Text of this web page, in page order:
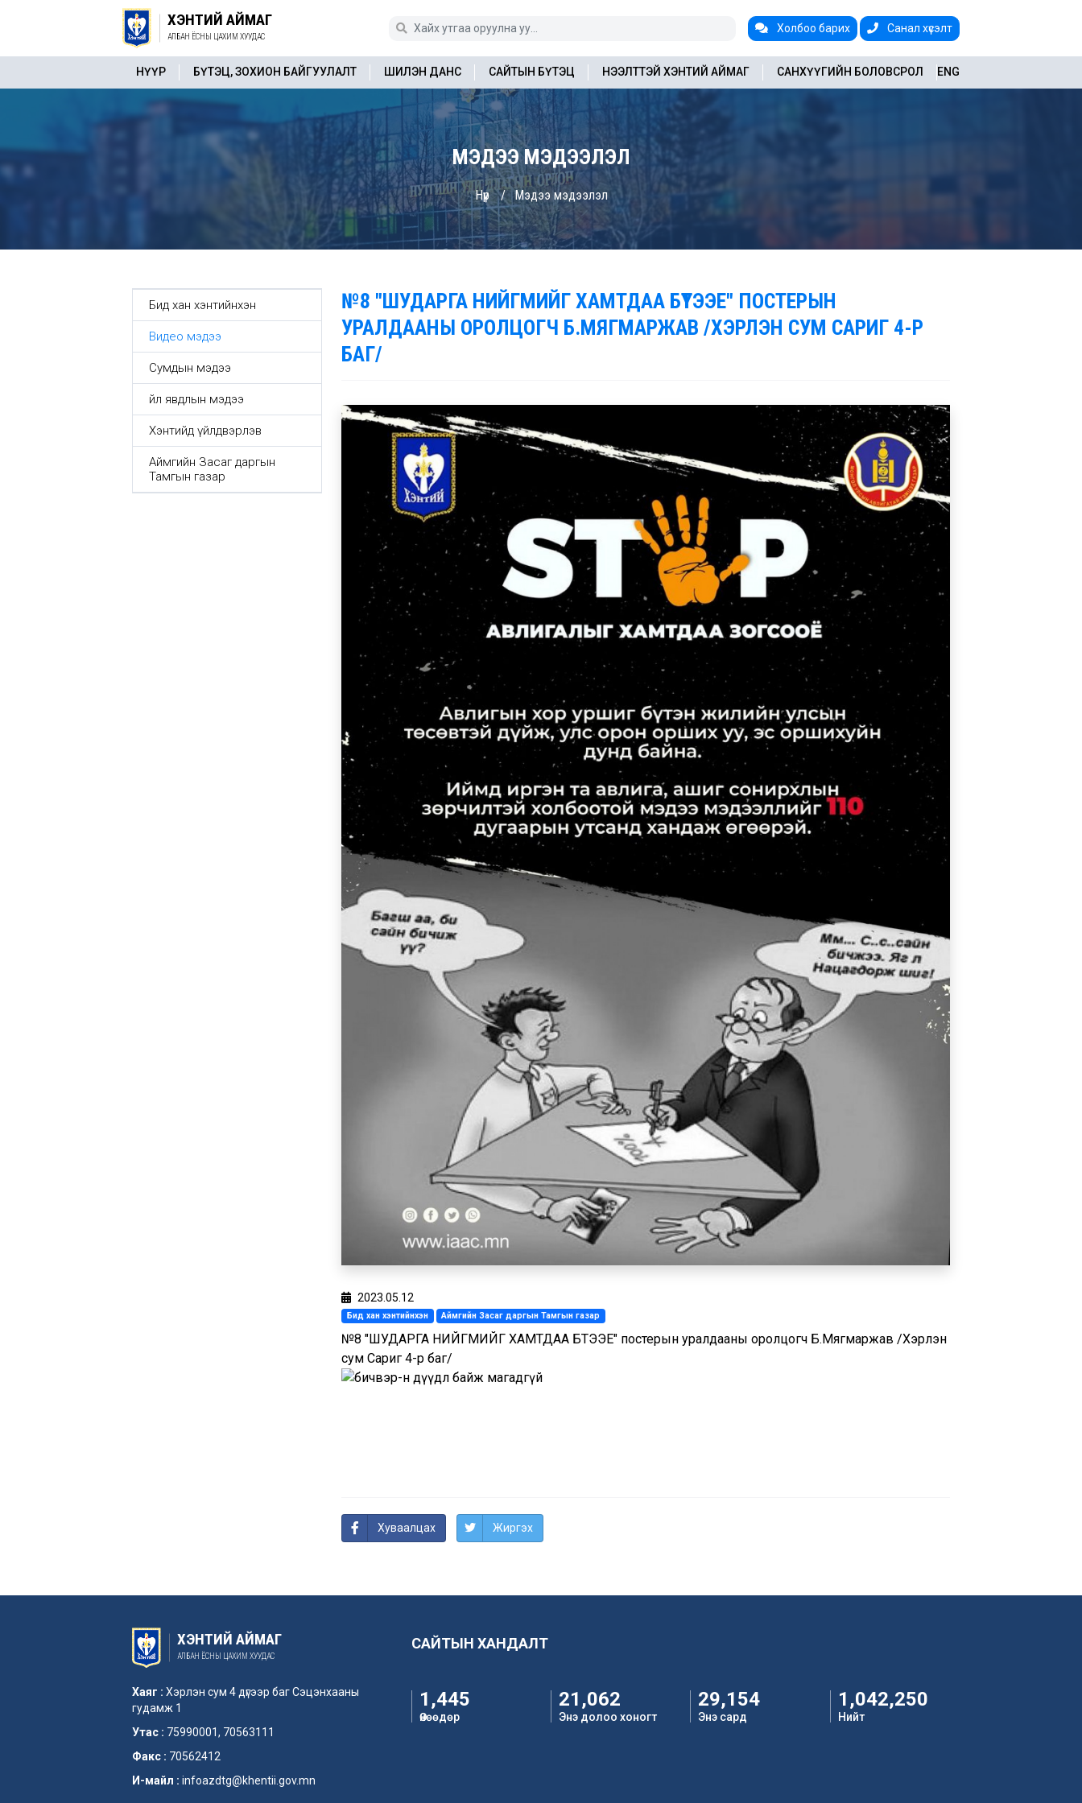
Холбоо барих Санал хүсэлт
ХЭНТИЙ АЙМАГ
АЛБАН ЁСНЫ ЦАХИМ ХУУДАС
ENG
НҮҮР БҮТЭЦ, ЗОХИОН БАЙГУУЛАЛТ ШИЛЭН ДАНС САЙТЫН БҮТЭЦ НЭЭЛТТЭЙ ХЭНТИЙ АЙМАГ САНХҮҮГИЙН БОЛОВСРОЛ
МЭДЭЭ МЭДЭЭЛЭЛ
Нүүр Мэдээ мэдээлэл
Бид хан хэнтийнхэн
Видео мэдээ
Сумдын мэдээ
Үйл явдлын мэдээ
Хэнтийд үйлдвэрлэв
Аймгийн Засаг даргын
Тамгын газар
№8 "ШУДАРГА НИЙГМИЙГ ХАМТДАА БҮТЭЭЕ" ПОСТЕРЫН
УРАЛДААНЫ ОРОЛЦОГЧ Б.МЯГМАРЖАВ /ХЭРЛЭН СУМ САРИГ 4-Р
БАГ/
2023.05.12
Бид хан хэнтийнхэн Аймгийн Засаг даргын Тамгын газар
№8 "ШУДАРГА НИЙГМИЙГ ХАМТДАА БҮТЭЭЕ" постерын уралдааны оролцогч Б.Мягмаржав /Хэрлэн
сум Сариг 4-р баг/
Хуваалцах Жиргэх
ХЭНТИЙ АЙМАГ
АЛБАН ЁСНЫ ЦАХИМ ХУУДАС
Хаяг : Хэрлэн сум 4 дүгээр баг Сэцэнхааны
гудамж 1
Утас : 75990001, 70563111
Факс : 70562412
И-майл : infoazdtg@khentii.gov.mn
САЙТЫН ХАНДАЛТ
1,445
Өнөөдөр
21,062
Энэ долоо хоногт
29,154
Энэ сард
1,042,250
Нийт